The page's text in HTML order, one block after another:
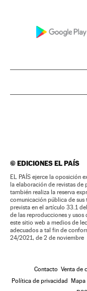
©EDICIONES EL PAÍS
EL PAÍS ejerce la oposición
la elaboración de revistas de
también realiza la reserva
comunicación pública de
prevista en el artículo 33.1
de las reproducciones y usos
este sitio web a medios de
adecuados a tal fin de
24/2021, de 2 de noviembre
Contacto Venta de
Política de privacidad Mapa